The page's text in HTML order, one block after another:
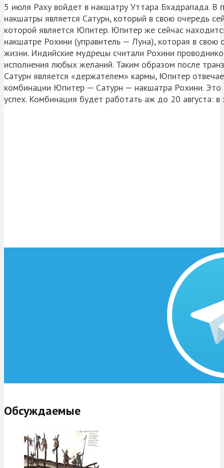
5 июля Раху войдет в накшатру Уттара Бхадрапада. В
накшатры является Сатурн, который в свою очередь
которой является Юпитер. Юпитер же сейчас
накшатре Рохини (управитель — Луна), которая в свою
жизни. Индийские мудрецы считали Рохини
исполнения любых желаний. Таким образом после
Сатурн является «держателем» кармы, Юпитер
комбинации Юпитер — Сатурн — накшатра Рохини. Это
успех. Комбинация будет работать аж до 20 августа:
Обсуждаемые